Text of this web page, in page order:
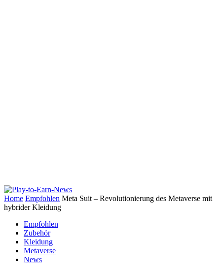
Home Empfohlen Meta Suit – Revolutionierung des Metaverse mit
hybrider Kleidung
Empfohlen
Zubehör
Kleidung
Metaverse
News